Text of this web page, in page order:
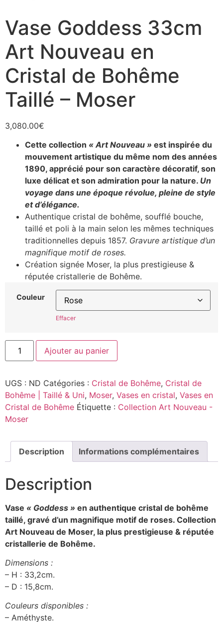
Vase Goddess 33cm
Art Nouveau en
Cristal de Bohême
Taillé – Moser
3,080.00€
Cette collection « Art Nouveau » est inspirée du
mouvement artistique du même nom des années
1890, apprécié pour son caractère décoratif, son
luxe délicat et son admiration pour la nature. Un
voyage dans une époque révolue, pleine de style
et d’élégance.
Authentique cristal de bohême, soufflé bouche,
taillé et poli à la main selon les mêmes techniques
traditionnelles depuis 1857. Gravure artistique d’un
magnifique motif de roses.
Création signée Moser, la plus prestigieuse &
réputée cristallerie de Bohême.
Couleur
Effacer
Ajouter au panier
UGS : ND Catégories : Cristal de Bohême, Cristal de
Bohême | Taillé & Uni, Moser, Vases en cristal, Vases en
Cristal de Bohême Étiquette : Collection Art Nouveau -
Moser
Description Informations complémentaires
Description
Vase « Goddess » en authentique cristal de bohême
taillé, gravé d’un magnifique motif de roses. Collection
Art Nouveau de Moser, la plus prestigieuse & réputée
cristallerie de Bohême.
Dimensions :
– H : 33,2cm.
– D : 15,8cm.
Couleurs disponibles :
– Améthyste.